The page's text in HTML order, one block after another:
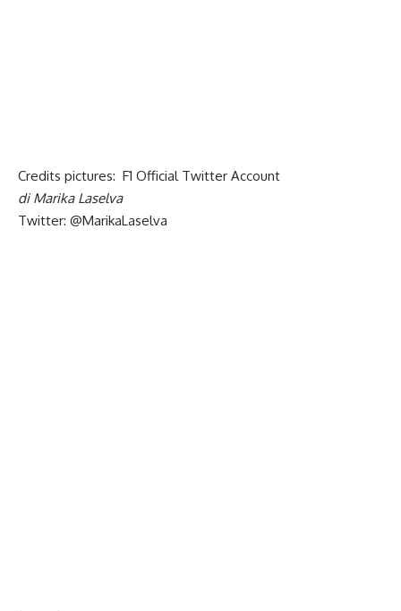
Credits pictures: F1 Official Twitter Account
di Marika Laselva
Twitter: @MarikaLaselva